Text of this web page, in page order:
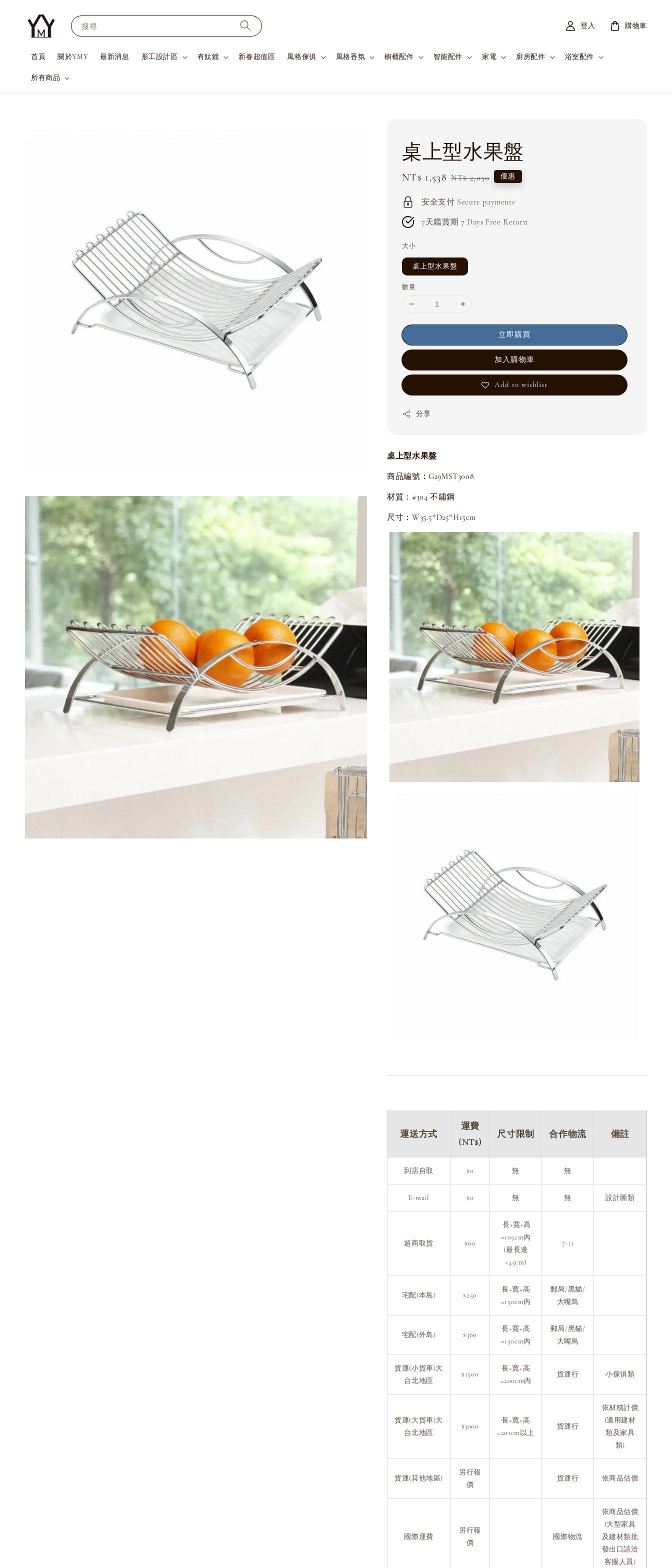
搜尋
首頁 關於YMY 最新消息 形工設計區 有鈦鍍 新春超值區 風格傢俱 風格香氛 櫥櫃配件 智能配件 家電 廚房配件 浴室配件
所有商品
登入 購物車
桌上型水果盤
Sale
NT$ 1,538 Regular
NT$ 2,050 優惠
安全支付 Secure payments
7天鑑賞期 7 Days Free Return
大小
桌上型水果盤
數量
立即購買
加入購物車
Add to wishlist
分享
桌上型水果盤
商品編號：G29MST3008
材質：#304 不鏽鋼
尺寸：W35.5*D25*H15cm
運送方式
運費
(NT$)
尺寸限制 合作物流 備註
到店自取 $0 無 無
E-mail $0 無 無 設計圖類
超商取貨 $60
長+寬+高
=105cm內
(最長邊
<45cm)
7-11
宅配(本島) $250
長+寬+高
=150cm內
郵局/黑貓/
大嘴鳥
宅配(外島) $360
長+寬+高
=150cm內
郵局/黑貓/
大嘴鳥
貨運(小貨車)大
台北地區
$1500
長+寬+高
=200cm內
貨運行 小傢俱類
貨運(大貨車)大
台北地區
$3000
長+寬+高
=201cm以上
貨運行
依材積計價
(適用建材
類及家具
類)
貨運(其他地區)
另行報
價
貨運行 依商品估價
國際運費
另行報
價
國際物流
依商品估價
(大型家具
及建材類批
發出口請洽
客服人員)